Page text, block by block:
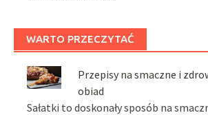
WARTO PRZECZYTAĆ
Przepisy na smaczne i
obiad
Sałatki to doskonały sposób na